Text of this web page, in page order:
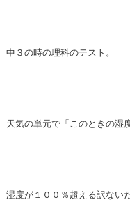
中３の時の理科のテスト。
天気の単元で「このときの湿
湿度が１００％超える訳ない